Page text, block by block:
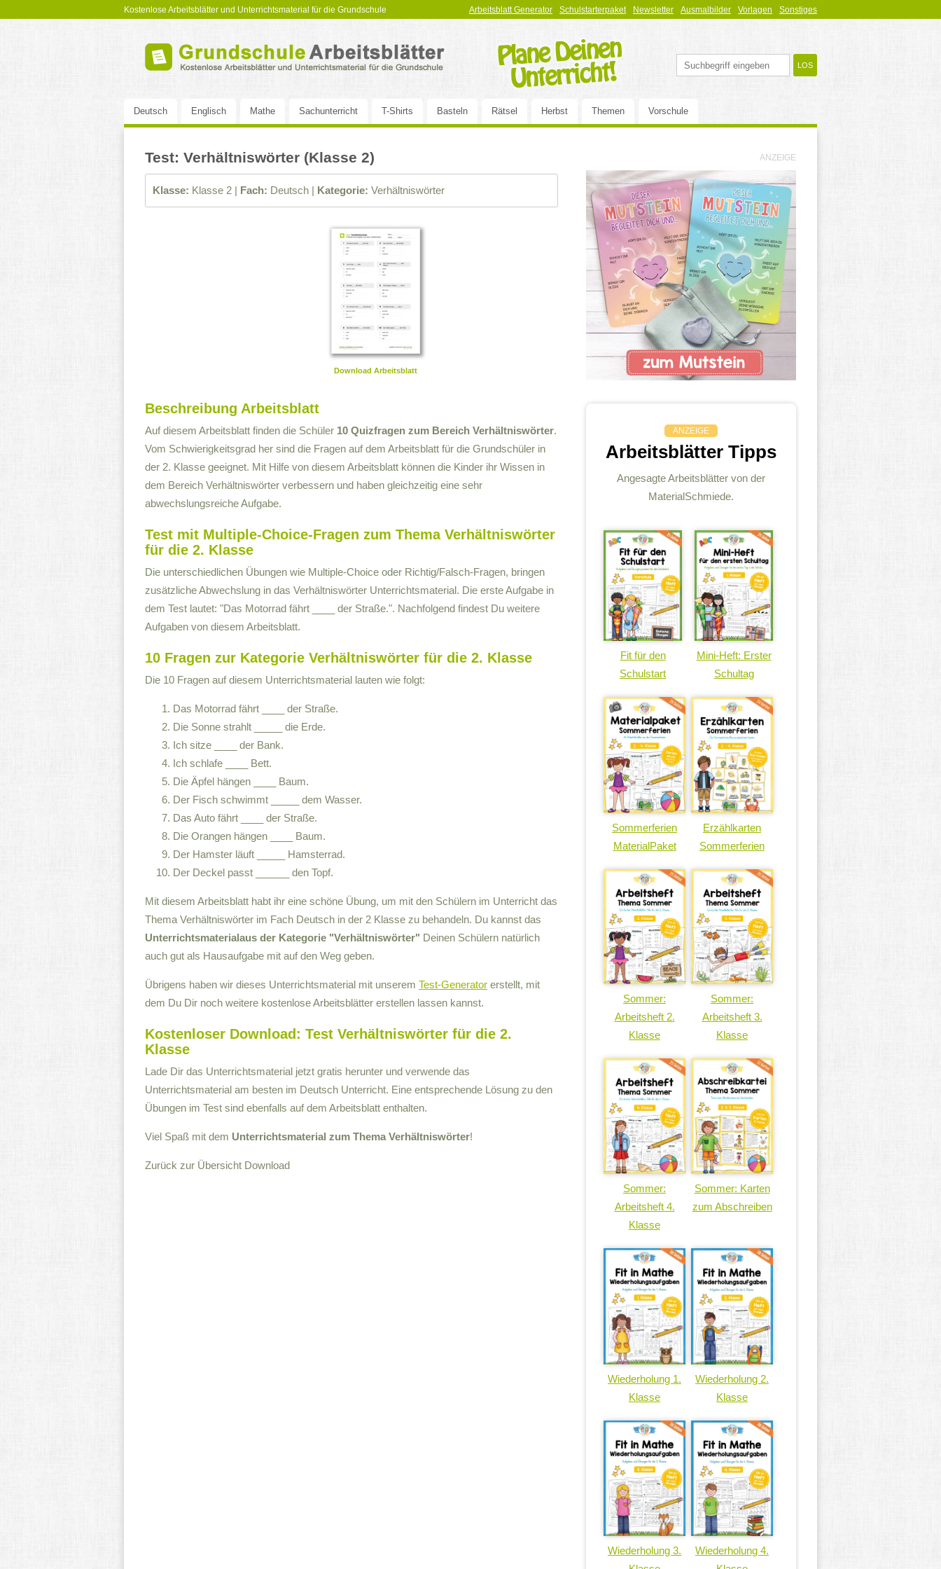
Kostenlose Arbeitsblätter und Unterrichtsmaterial für die Grundschule Sonstiges
Vorlagen
Ausmalbilder
Newsletter
Schulstarterpaket
Arbeitsblatt Generator
Deutsch Englisch Mathe Sachunterricht T-Shirts Basteln Rätsel Herbst Themen Vorschule
Test: Verhältniswörter (Klasse 2)
Klasse: Klasse 2 | Fach: Deutsch | Kategorie: Verhältniswörter
Download Arbeitsblatt
Beschreibung Arbeitsblatt
Auf diesem Arbeitsblatt finden die Schüler 10 Quizfragen zum Bereich Verhältniswörter.
Vom Schwierigkeitsgrad her sind die Fragen auf dem Arbeitsblatt für die Grundschüler in
der 2. Klasse geeignet. Mit Hilfe von diesem Arbeitsblatt können die Kinder ihr Wissen in
dem Bereich Verhältniswörter verbessern und haben gleichzeitig eine sehr
abwechslungsreiche Aufgabe.
Test mit Multiple-Choice-Fragen zum Thema Verhältniswörter
für die 2. Klasse
Die unterschiedlichen Übungen wie Multiple-Choice oder Richtig/Falsch-Fragen, bringen
zusätzliche Abwechslung in das Verhältniswörter Unterrichtsmaterial. Die erste Aufgabe in
dem Test lautet: "Das Motorrad fährt ____ der Straße.". Nachfolgend findest Du weitere
Aufgaben von diesem Arbeitsblatt.
10 Fragen zur Kategorie Verhältniswörter für die 2. Klasse
Die 10 Fragen auf diesem Unterrichtsmaterial lauten wie folgt:
Das Motorrad fährt ____ der Straße.
Die Sonne strahlt _____ die Erde.
Ich sitze ____ der Bank.
Ich schlafe ____ Bett.
Die Äpfel hängen ____ Baum.
Der Fisch schwimmt _____ dem Wasser.
Das Auto fährt ____ der Straße.
Die Orangen hängen ____ Baum.
Der Hamster läuft _____ Hamsterrad.
Der Deckel passt ______ den Topf.
Mit diesem Arbeitsblatt habt ihr eine schöne Übung, um mit den Schülern im Unterricht das
Thema Verhältniswörter im Fach Deutsch in der 2 Klasse zu behandeln. Du kannst das
Unterrichtsmaterialaus der Kategorie "Verhältniswörter" Deinen Schülern natürlich
auch gut als Hausaufgabe mit auf den Weg geben.
Übrigens haben wir dieses Unterrichtsmaterial mit unserem Test-Generator erstellt, mit
dem Du Dir noch weitere kostenlose Arbeitsblätter erstellen lassen kannst.
Kostenloser Download: Test Verhältniswörter für die 2.
Klasse
Lade Dir das Unterrichtsmaterial jetzt gratis herunter und verwende das
Unterrichtsmaterial am besten im Deutsch Unterricht. Eine entsprechende Lösung zu den
Übungen im Test sind ebenfalls auf dem Arbeitsblatt enthalten.
Viel Spaß mit dem Unterrichtsmaterial zum Thema Verhältniswörter!
Zurück zur Übersicht Download
ANZEIGE
ANZEIGE
Arbeitsblätter Tipps
Angesagte Arbeitsblätter von der
MaterialSchmiede.
Fit für den
Schulstart
Mini-Heft: Erster
Schultag
Sommerferien
MaterialPaket
Erzählkarten
Sommerferien
Sommer:
Arbeitsheft 2.
Klasse
Sommer:
Arbeitsheft 3.
Klasse
Sommer:
Arbeitsheft 4.
Klasse
Sommer: Karten
zum Abschreiben
Wiederholung 1.
Klasse
Wiederholung 2.
Klasse
Wiederholung 3.
Wiederholung 4.